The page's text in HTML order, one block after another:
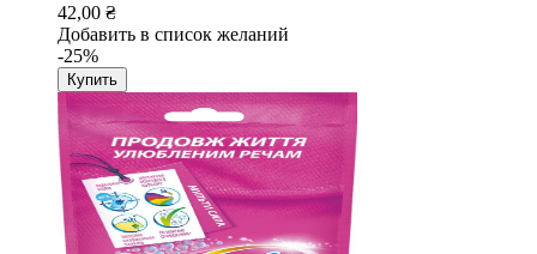
42,00 ₴
Добавить в список желаний
-25%
Купить